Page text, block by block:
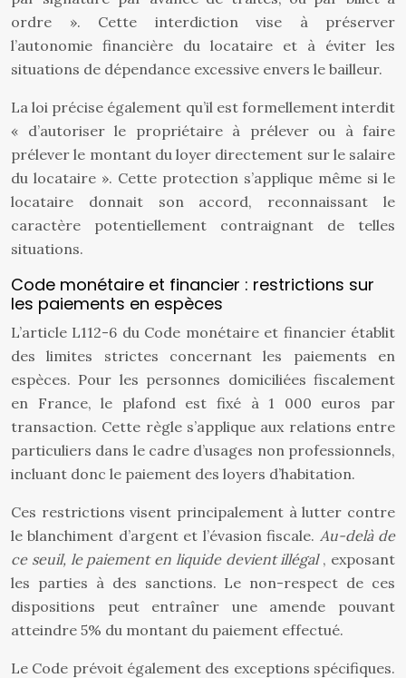
ordre ». Cette interdiction vise à préserver
l’autonomie financière du locataire et à éviter les
situations de dépendance excessive envers le bailleur.
La loi précise également qu’il est formellement interdit
« d’autoriser le propriétaire à prélever ou à faire
prélever le montant du loyer directement sur le salaire
du locataire ». Cette protection s’applique même si le
locataire donnait son accord, reconnaissant le
caractère potentiellement contraignant de telles
situations.
Code monétaire et financier : restrictions sur
les paiements en espèces
L’article L112-6 du Code monétaire et financier établit
des limites strictes concernant les paiements en
espèces. Pour les personnes domiciliées fiscalement
en France, le plafond est fixé à 1 000 euros par
transaction. Cette règle s’applique aux relations entre
particuliers dans le cadre d’usages non professionnels,
incluant donc le paiement des loyers d’habitation.
Ces restrictions visent principalement à lutter contre
le blanchiment d’argent et l’évasion fiscale. Au-delà de
ce seuil, le paiement en liquide devient illégal , exposant
les parties à des sanctions. Le non-respect de ces
dispositions peut entraîner une amende pouvant
atteindre 5% du montant du paiement effectué.
Le Code prévoit également des exceptions spécifiques.